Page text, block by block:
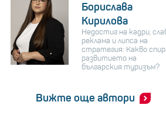
Борислава
Кирилова
Недостиг на кадри,
реклама и липса на
стратегия: Какво
развитието на
българския туризъм?
Вижте още автори